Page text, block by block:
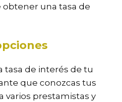
una tasa de
tasa de interés de tu
que conozcas tus
varios prestamistas y